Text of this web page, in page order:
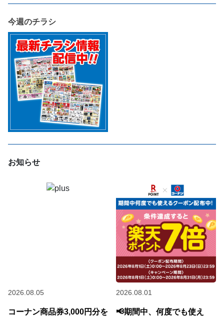
今週のチラシ
お知らせ
2026.08.05
コーナン商品券3,000円分を
2026.08.01
📢期間中、何度でも使え